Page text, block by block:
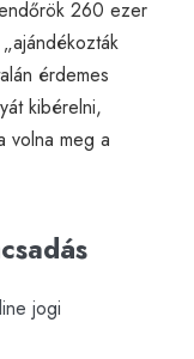
260 ezer
érdemes
kibérelni,
volna meg a
jogi